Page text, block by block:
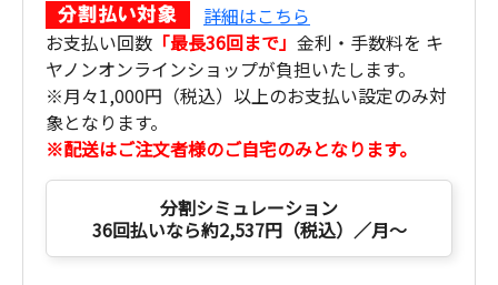
詳細はこちら
お支払い回数 「最長36回まで」 金利・手数料を キ
ヤノンオンラインショップが負担いたします。
※月々1,000円（税込）以上のお支払い設定のみ対
象となります。
※配送はご注文者様のご自宅のみとなります。
分割シミュレーション
36回払いなら約2,537円（税込）／月～